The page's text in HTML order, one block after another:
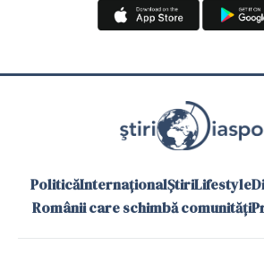
PoliticăInternaționalȘtiriLifestyle
Românii care schimbă comunități